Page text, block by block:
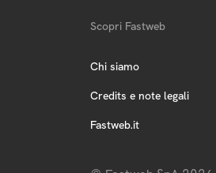
Scopri Fastweb
Chi siamo
Credits e note legali
Fastweb.it